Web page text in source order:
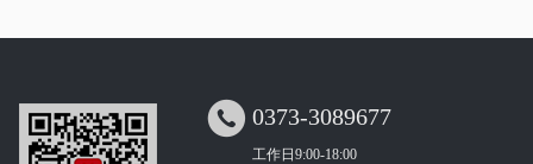
 0373-3089677
工作日9:00-18:00